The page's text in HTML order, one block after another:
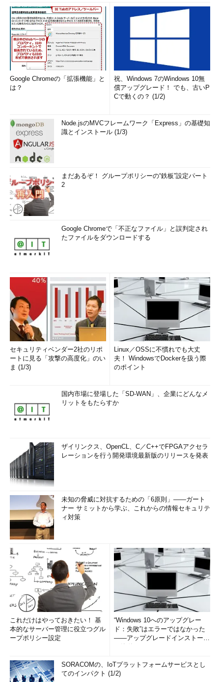
Google Chromeの「拡張機能」と
は？
祝、Windows 7のWindows 10無
償アップグレード！ でも、古いP
Cで動くの？ (1/2)
Node.jsのMVCフレームワーク「Express」の基礎知
識とインストール (1/3)
まだあるぞ！ グループポリシーの“鉄板”設定パート
2
Google Chromeで「不正なファイル」と誤判定され
たファイルをダウンロードする
セキュリティベンダー2社のリポ
ートに見る「攻撃の高度化」のい
ま (1/3)
Linux／OSSに不慣れでも大丈
夫！ WindowsでDockerを扱う際
のポイント
国内市場に登場した「SD-WAN」、企業にどんなメ
リットをもたらすか
ザイリンクス、OpenCL、C／C++でFPGAアクセラ
レーションを行う開発環境最新版のリリースを発表
未知の脅威に対抗するための「6原則」――ガート
ナー サミットから学ぶ、これからの情報セキュリテ
ィ対策
これだけはやっておきたい！ 基
本的なサーバー管理に役立つグル
ープポリシー設定
“Windows 10へのアップグレー
ド：失敗”はエラーではなかった
――アップグレードインストール
SORACOMの、IoTプラットフォームサービスとし
てのインパクト (1/2)